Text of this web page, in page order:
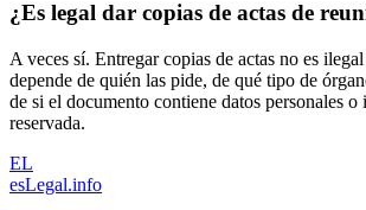
¿Es legal dar copias de actas de
A veces sí. Entregar copias de actas no es
depende de quién las pide, de qué tipo de
de si el documento contiene datos personales
reservada.
EL
esLegal.info